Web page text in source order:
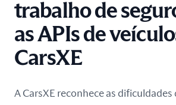
trabalho de
as APIs de
CarsXE
A CarsXE reconhece as dificuldades